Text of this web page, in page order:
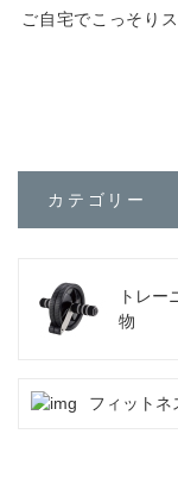
プライバシーポリ
ご自宅でこっそり
カテゴリー
トレー
物
フィットネ